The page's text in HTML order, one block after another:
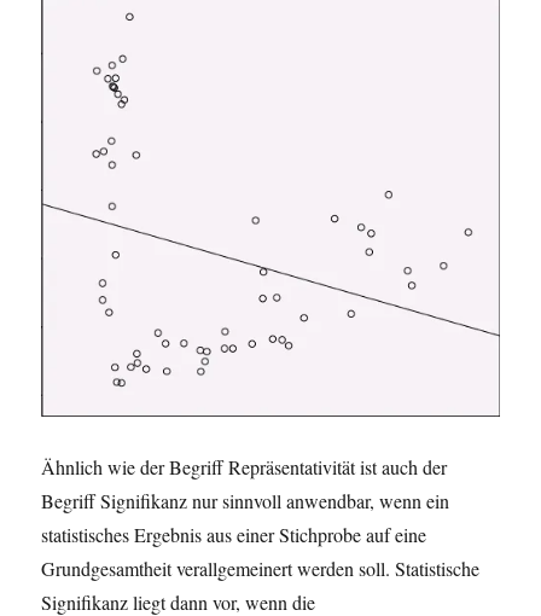
Ähnlich wie der Begriff Repräsentativität ist auch der
Begriff Signifikanz nur sinnvoll anwendbar, wenn ein
statistisches Ergebnis aus einer Stichprobe auf eine
Grundgesamtheit verallgemeinert werden soll. Statistische
Signifikanz liegt dann vor, wenn die